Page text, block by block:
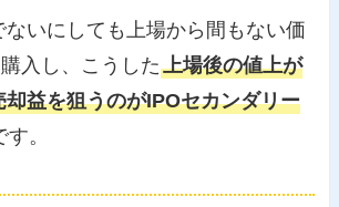
いにしても上場から間もない価
入し、こうした上場後の値上が
却益を狙うのがIPOセカンダリー
す。